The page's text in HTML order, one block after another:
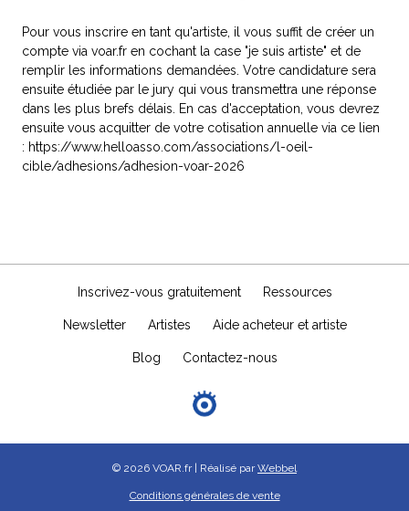
Pour vous inscrire en tant qu'artiste, il vous suffit de créer un
compte via voar.fr en cochant la case "je suis artiste" et de
remplir les informations demandées. Votre candidature sera
ensuite étudiée par le jury qui vous transmettra une réponse
dans les plus brefs délais. En cas d'acceptation, vous devrez
ensuite vous acquitter de votre cotisation annuelle via ce lien
: https://www.helloasso.com/associations/l-oeil-
cible/adhesions/adhesion-voar-2026
Inscrivez-vous gratuitement Ressources
Newsletter Artistes Aide acheteur et artiste
Blog Contactez-nous
© 2026 VOAR.fr | Réalisé parWebbel
Conditions générales de vente